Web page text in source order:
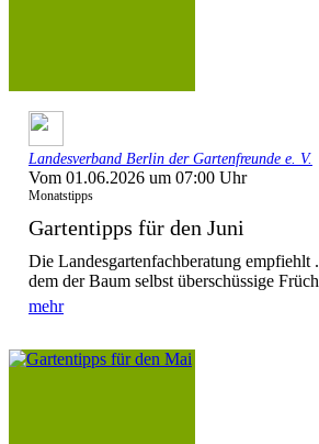
Landesverband Berlin der Gartenfreunde e. V.
Vom 01.06.2026 um 07:00 Uhr
Monatstipps
Gartentipps für den Juni
Die Landesgartenfachberatung
dem der Baum selbst überschüssige
mehr